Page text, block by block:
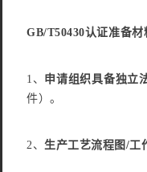
GB/T50430认证准备材
1、 申请组织具备独立
件）。
2、生产工艺流程图/工